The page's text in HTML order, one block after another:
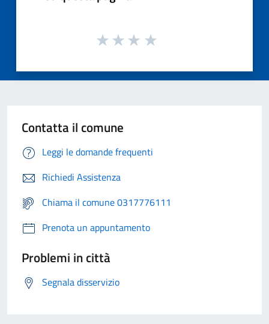
Contatta il comune
Leggi le domande frequenti
Richiedi Assistenza
Chiama il comune 0317776111
Prenota un appuntamento
Problemi in città
Segnala disservizio